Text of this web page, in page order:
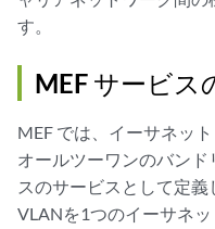
す。
MEF サービス
MEF では、イーサネッ
オールツーワンのバン
スのサービスとして定
VLANを1つのイーサネ